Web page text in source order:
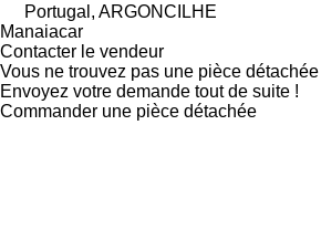
Portugal, ARGONCILHE
Manaiacar
Contacter le vendeur
Vous ne trouvez pas une pièce
Envoyez votre demande tout de suite !
Commander une pièce détachée